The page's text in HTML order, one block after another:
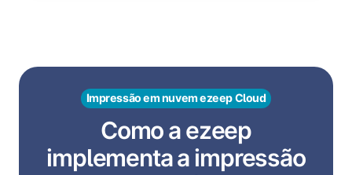
Impressão em nuvem ezeep Cloud
Como a ezeep
implementa a impressão